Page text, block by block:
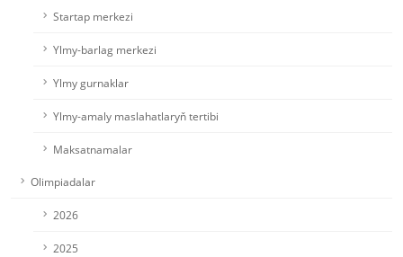
Startap merkezi
Ylmy-barlag merkezi
Ylmy gurnaklar
Ylmy-amaly maslahatlaryň tertibi
Maksatnamalar
Olimpiadalar
2026
2025